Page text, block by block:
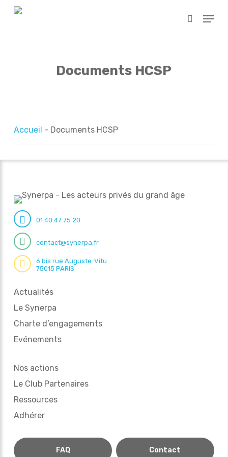
Skip
search
Menu
Documents HCSP
Accueil - Documents HCSP
01 40 47 75 20
contact@synerpa.fr
6 bis rue Auguste-Vitu
75015 PARIS
Actualités
Le Synerpa
Charte d’engagements
Evénements
Nos actions
Le Club Partenaires
Ressources
Adhérer
FAQ Contact